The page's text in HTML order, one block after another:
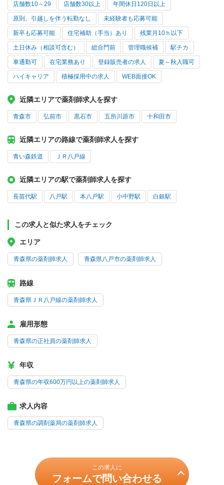
店舗数10～29 店舗数30以上 年間休日120日以上
原則、引越しを伴う転勤なし 未経験者も応募可能
新卒も応募可能 住宅補助（手当）あり 残業月10ｈ以下
土日休み（相談可含む） 総合門前 管理職候補 駅チカ
車通勤可 在宅業務あり 登録販売者の求人 夏～秋入職可
ハイキャリア 積極採用中の求人 WEB面接OK
近隣エリアで薬剤師求人を探す
青森市 弘前市 黒石市 五所川原市 十和田市
近隣エリアの路線で薬剤師求人を探す
青い森鉄道 ＪＲ八戸線
近隣エリアの駅で薬剤師求人を探す
長苗代駅 八戸駅 本八戸駅 小中野駅 白銀駅
この求人と似た求人をチェック
エリア
青森県の薬剤師求人 青森県八戸市の薬剤師求人
路線
青森県ＪＲ八戸線の薬剤師求人
雇用形態
青森県の正社員の薬剤師求人
年収
青森県の年収600万円以上の薬剤師求人
求人内容
青森県の調剤薬局の薬剤師求人
この求人に
フォームで問い合わせる